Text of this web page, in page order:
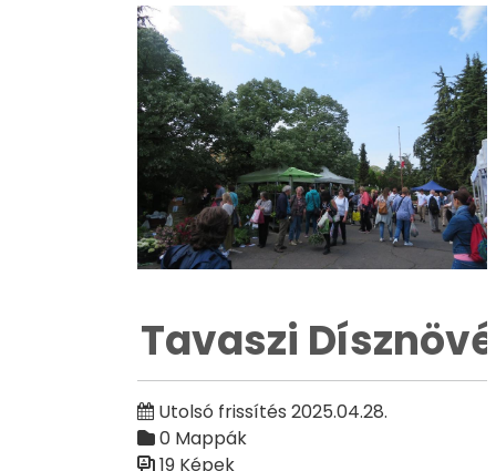
Tavaszi
Utolsó frissítés 2025.04.28.
0 Mappák
19 Képek